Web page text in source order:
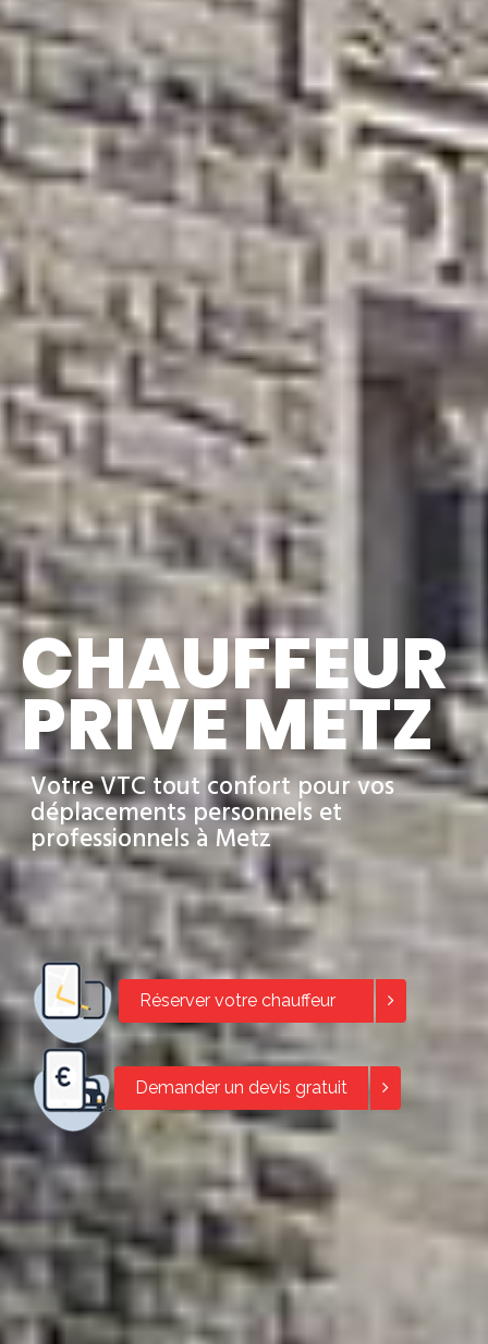
CHAUFFEUR
PRIVE METZ
Votre VTC tout confort pour vos
déplacements personnels et
professionnels à Metz
Réserver votre chauffeur
Demander un devis gratuit